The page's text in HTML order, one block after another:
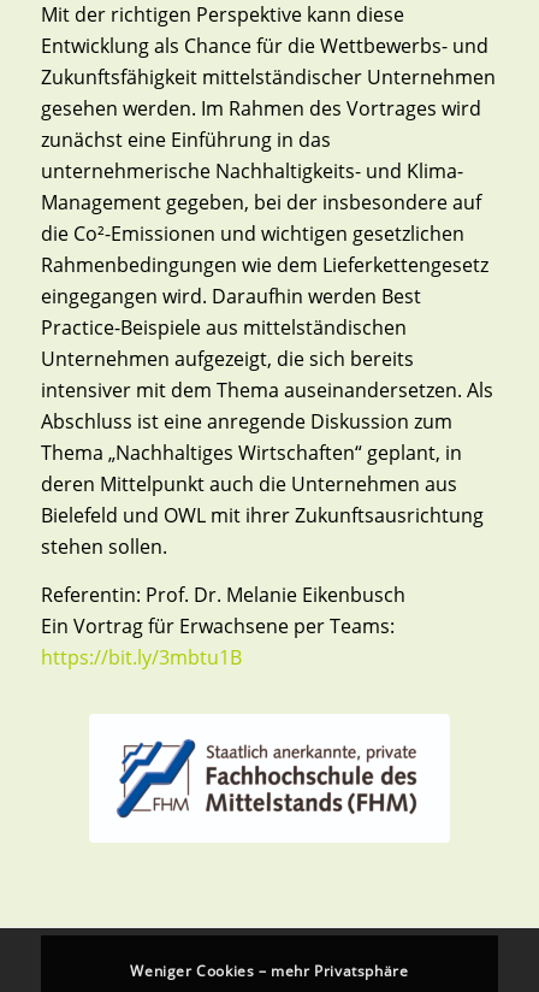
Mit der richtigen Perspektive kann diese
Entwicklung als Chance für die Wettbewerbs- und
Zukunftsfähigkeit mittelständischer Unternehmen
gesehen werden. Im Rahmen des Vortrages wird
zunächst eine Einführung in das
unternehmerische Nachhaltigkeits- und Klima-
Management gegeben, bei der insbesondere auf
die Co²-Emissionen und wichtigen gesetzlichen
Rahmenbedingungen wie dem Lieferkettengesetz
eingegangen wird. Daraufhin werden Best
Practice-Beispiele aus mittelständischen
Unternehmen aufgezeigt, die sich bereits
intensiver mit dem Thema auseinandersetzen. Als
Abschluss ist eine anregende Diskussion zum
Thema „Nachhaltiges Wirtschaften“ geplant, in
deren Mittelpunkt auch die Unternehmen aus
Bielefeld und OWL mit ihrer Zukunftsausrichtung
stehen sollen.
Referentin: Prof. Dr. Melanie Eikenbusch
Ein Vortrag für Erwachsene per Teams:
https://bit.ly/3mbtu1B
Weniger Cookies – mehr Privatsphäre